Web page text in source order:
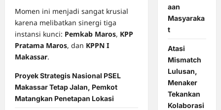
Momen ini menjadi sangat krusial
karena melibatkan sinergi tiga
instansi kunci: Pemkab Maros, KPP
Pratama Maros, dan KPPN I
Makassar.
Proyek Strategis Nasional PSEL
Makassar Tetap Jalan, Pemkot
Matangkan Penetapan Lokasi
aan
Masyaraka
t
Atasi
Mismatch
Lulusan,
Menaker
Tekankan
Kolaborasi